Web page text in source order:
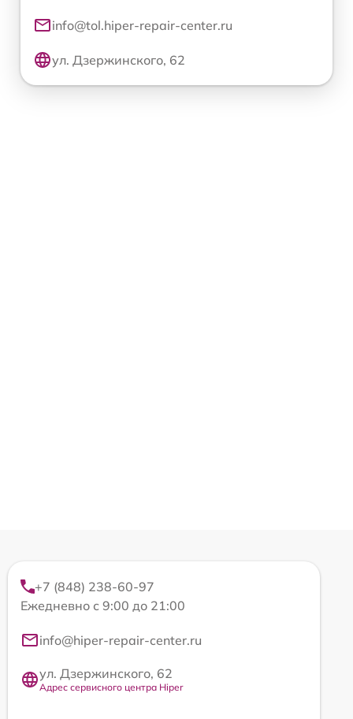
info@tol.hiper-repair-center.ru
ул. Дзержинского, 62
+7 (848) 238-60-97
Ежедневно с 9:00 до 21:00
info@hiper-repair-center.ru
ул. Дзержинского, 62
Адрес сервисного центра Hiper